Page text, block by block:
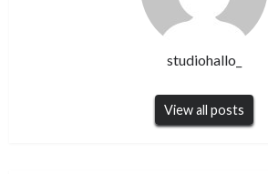
studiohallo_
View all posts